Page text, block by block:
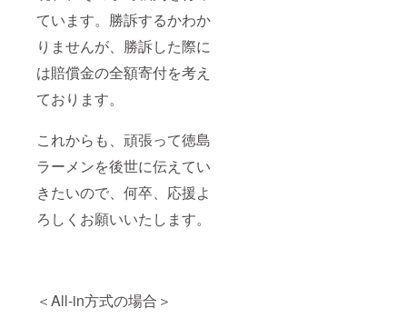
ています。勝訴するかわか
りませんが、勝訴した際に
は賠償金の全額寄付を考え
ております。
これからも、頑張って徳島
ラーメンを後世に伝えてい
きたいので、何卒、応援よ
ろしくお願いいたします。
＜All-in方式の場合＞